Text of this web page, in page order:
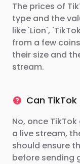
The prices of
type and the
like 'Lion',
from a few
their size and
stream.
Can
No, once
a live stream,
should ensure
before sending